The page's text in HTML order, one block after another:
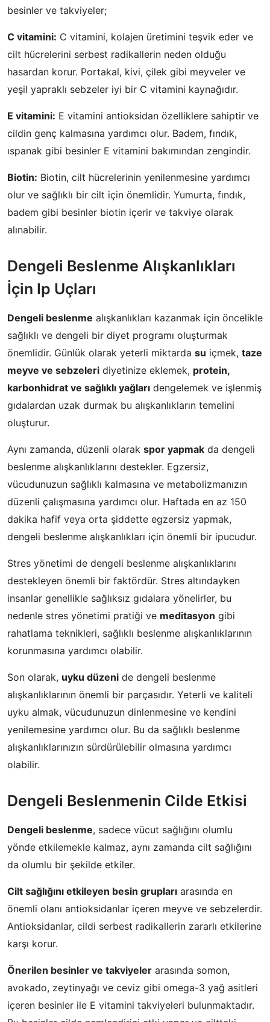
besinler ve takviyeler;
C vitamini: C vitamini, kolajen üretimini teşvik eder ve
cilt hücrelerini serbest radikallerin neden olduğu
hasardan korur. Portakal, kivi, çilek gibi meyveler ve
yeşil yapraklı sebzeler iyi bir C vitamini kaynağıdır.
E vitamini: E vitamini antioksidan özelliklere sahiptir ve
cildin genç kalmasına yardımcı olur. Badem, fındık,
ıspanak gibi besinler E vitamini bakımından zengindir.
Biotin: Biotin, cilt hücrelerinin yenilenmesine yardımcı
olur ve sağlıklı bir cilt için önemlidir. Yumurta, fındık,
badem gibi besinler biotin içerir ve takviye olarak
alınabilir.
Dengeli Beslenme Alışkanlıkları
İçin Ip Uçları
Dengeli beslenme alışkanlıkları kazanmak için öncelikle
sağlıklı ve dengeli bir diyet programı oluşturmak
önemlidir. Günlük olarak yeterli miktarda su içmek, taze
meyve ve sebzeleri diyetinize eklemek, protein,
karbonhidrat ve sağlıklı yağları dengelemek ve işlenmiş
gıdalardan uzak durmak bu alışkanlıkların temelini
oluşturur.
Aynı zamanda, düzenli olarak spor yapmak da dengeli
beslenme alışkanlıklarını destekler. Egzersiz,
vücudunuzun sağlıklı kalmasına ve metabolizmanızın
düzenli çalışmasına yardımcı olur. Haftada en az 150
dakika hafif veya orta şiddette egzersiz yapmak,
dengeli beslenme alışkanlıkları için önemli bir ipucudur.
Stres yönetimi de dengeli beslenme alışkanlıklarını
destekleyen önemli bir faktördür. Stres altındayken
insanlar genellikle sağlıksız gıdalara yönelirler, bu
nedenle stres yönetimi pratiği ve meditasyon gibi
rahatlama teknikleri, sağlıklı beslenme alışkanlıklarının
korunmasına yardımcı olabilir.
Son olarak, uyku düzeni de dengeli beslenme
alışkanlıklarının önemli bir parçasıdır. Yeterli ve kaliteli
uyku almak, vücudunuzun dinlenmesine ve kendini
yenilemesine yardımcı olur. Bu da sağlıklı beslenme
alışkanlıklarınızın sürdürülebilir olmasına yardımcı
olabilir.
Dengeli Beslenmenin Cilde Etkisi
Dengeli beslenme, sadece vücut sağlığını olumlu
yönde etkilemekle kalmaz, aynı zamanda cilt sağlığını
da olumlu bir şekilde etkiler.
Cilt sağlığını etkileyen besin grupları arasında en
önemli olanı antioksidanlar içeren meyve ve sebzelerdir.
Antioksidanlar, cildi serbest radikallerin zararlı etkilerine
karşı korur.
Önerilen besinler ve takviyeler arasında somon,
avokado, zeytinyağı ve ceviz gibi omega-3 yağ asitleri
içeren besinler ile E vitamini takviyeleri bulunmaktadır.